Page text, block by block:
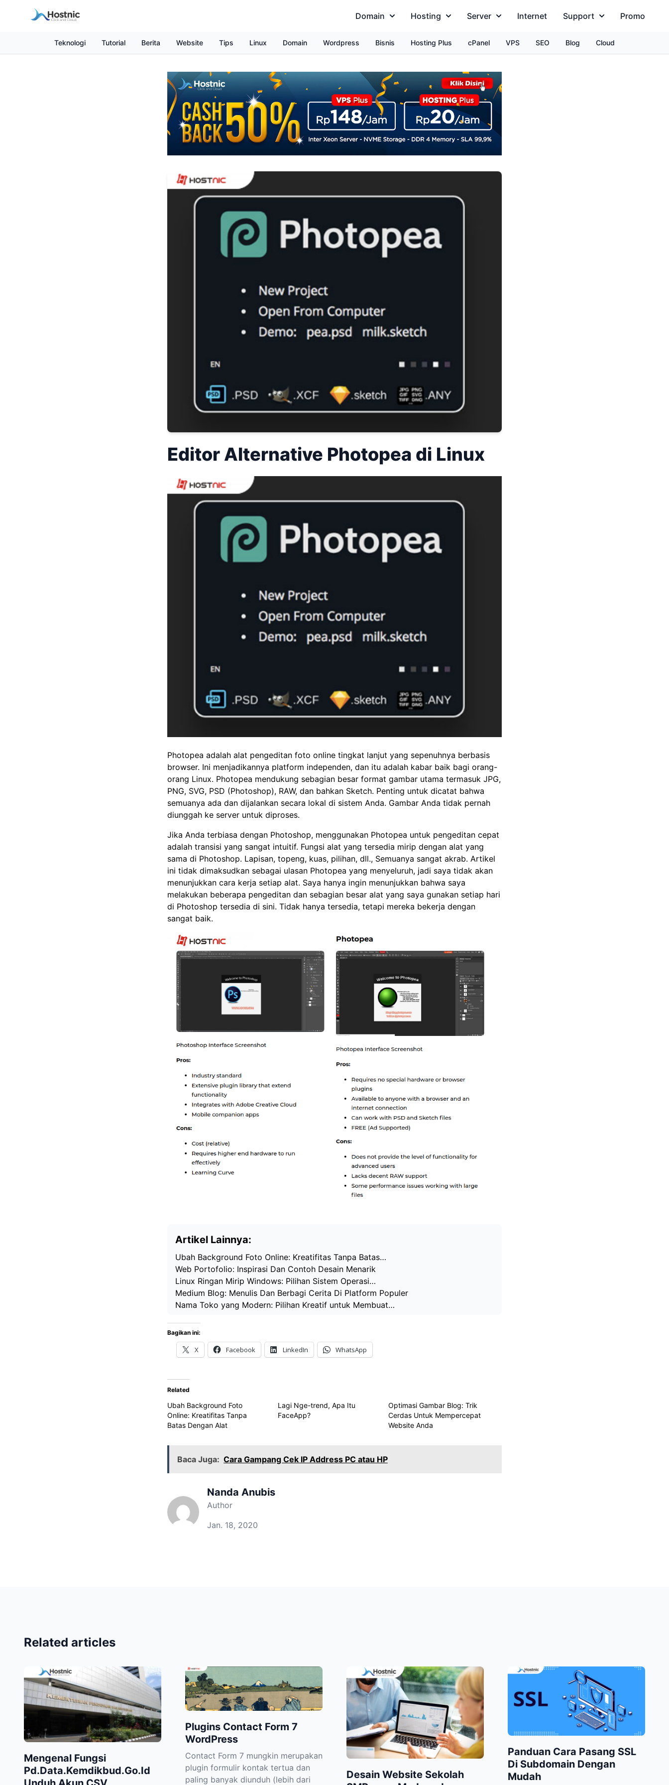
Domain Hosting Server Internet Support Promo
Teknologi Tutorial Berita Website Tips Linux Domain Wordpress Bisnis Hosting Plus cPanel VPS SEO Blog Cloud
Editor Alternative Photopea di Linux
Photopea adalah alat pengeditan foto online tingkat lanjut yang sepenuhnya berbasis
browser. Ini menjadikannya platform independen, dan itu adalah kabar baik bagi orang-
orang Linux. Photopea mendukung sebagian besar format gambar utama termasuk JPG,
PNG, SVG, PSD (Photoshop), RAW, dan bahkan Sketch. Penting untuk dicatat bahwa
semuanya ada dan dijalankan secara lokal di sistem Anda. Gambar Anda tidak pernah
diunggah ke server untuk diproses.
Jika Anda terbiasa dengan Photoshop, menggunakan Photopea untuk pengeditan cepat
adalah transisi yang sangat intuitif. Fungsi alat yang tersedia mirip dengan alat yang
sama di Photoshop. Lapisan, topeng, kuas, pilihan, dll., Semuanya sangat akrab. Artikel
ini tidak dimaksudkan sebagai ulasan Photopea yang menyeluruh, jadi saya tidak akan
menunjukkan cara kerja setiap alat. Saya hanya ingin menunjukkan bahwa saya
melakukan beberapa pengeditan dan sebagian besar alat yang saya gunakan setiap hari
di Photoshop tersedia di sini. Tidak hanya tersedia, tetapi mereka bekerja dengan
sangat baik.
Artikel Lainnya:
Ubah Background Foto Online: Kreatifitas Tanpa Batas…
Web Portofolio: Inspirasi Dan Contoh Desain Menarik
Linux Ringan Mirip Windows: Pilihan Sistem Operasi…
Medium Blog: Menulis Dan Berbagi Cerita Di Platform Populer
Nama Toko yang Modern: Pilihan Kreatif untuk Membuat…
Bagikan ini:
X Facebook LinkedIn WhatsApp
Related
Ubah Background Foto
Online: Kreatifitas Tanpa
Batas Dengan Alat
Lagi Nge-trend, Apa Itu
FaceApp?
Optimasi Gambar Blog: Trik
Cerdas Untuk Mempercepat
Website Anda
Baca Juga: Cara Gampang Cek IP Address PC atau HP
Nanda Anubis
Author
Jan. 18, 2020
Related articles
Mengenal Fungsi
Pd.Data.Kemdikbud.Go.Id
Plugins Contact Form 7
WordPress
Contact Form 7 mungkin merupakan
plugin formulir kontak tertua dan
paling banyak diunduh (lebih dari
Desain Website Sekolah
Panduan Cara Pasang SSL
Di Subdomain Dengan
Mudah